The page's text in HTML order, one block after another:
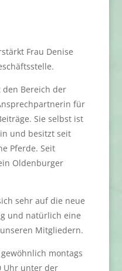
Frau Denise
Bereich der
für
Sie selbst ist
und besitzt seit
Pferde. Seit
Oldenburger
sehr auf die neue
und natürlich eine
Mitgliedern.
montags
Uhr unter der